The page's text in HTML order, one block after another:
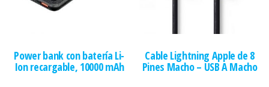
Power bank con batería Li-
Ion recargable, 10000 mAh
Cable Lightning Apple de 8
Pines Macho – USB A Macho